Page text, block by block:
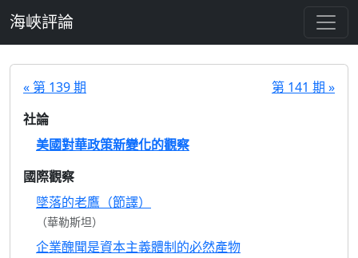
海峽評論
« 第 139 期
第 141 期 »
社論
美國對華政策新變化的觀察
國際觀察
墜落的老鷹（節譯）
（華勒斯坦）
企業醜聞是資本主義體制的必然產物